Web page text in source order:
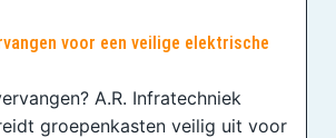
voor een veilige elektrische
A.R. Infratechniek
groepenkasten veilig uit voor